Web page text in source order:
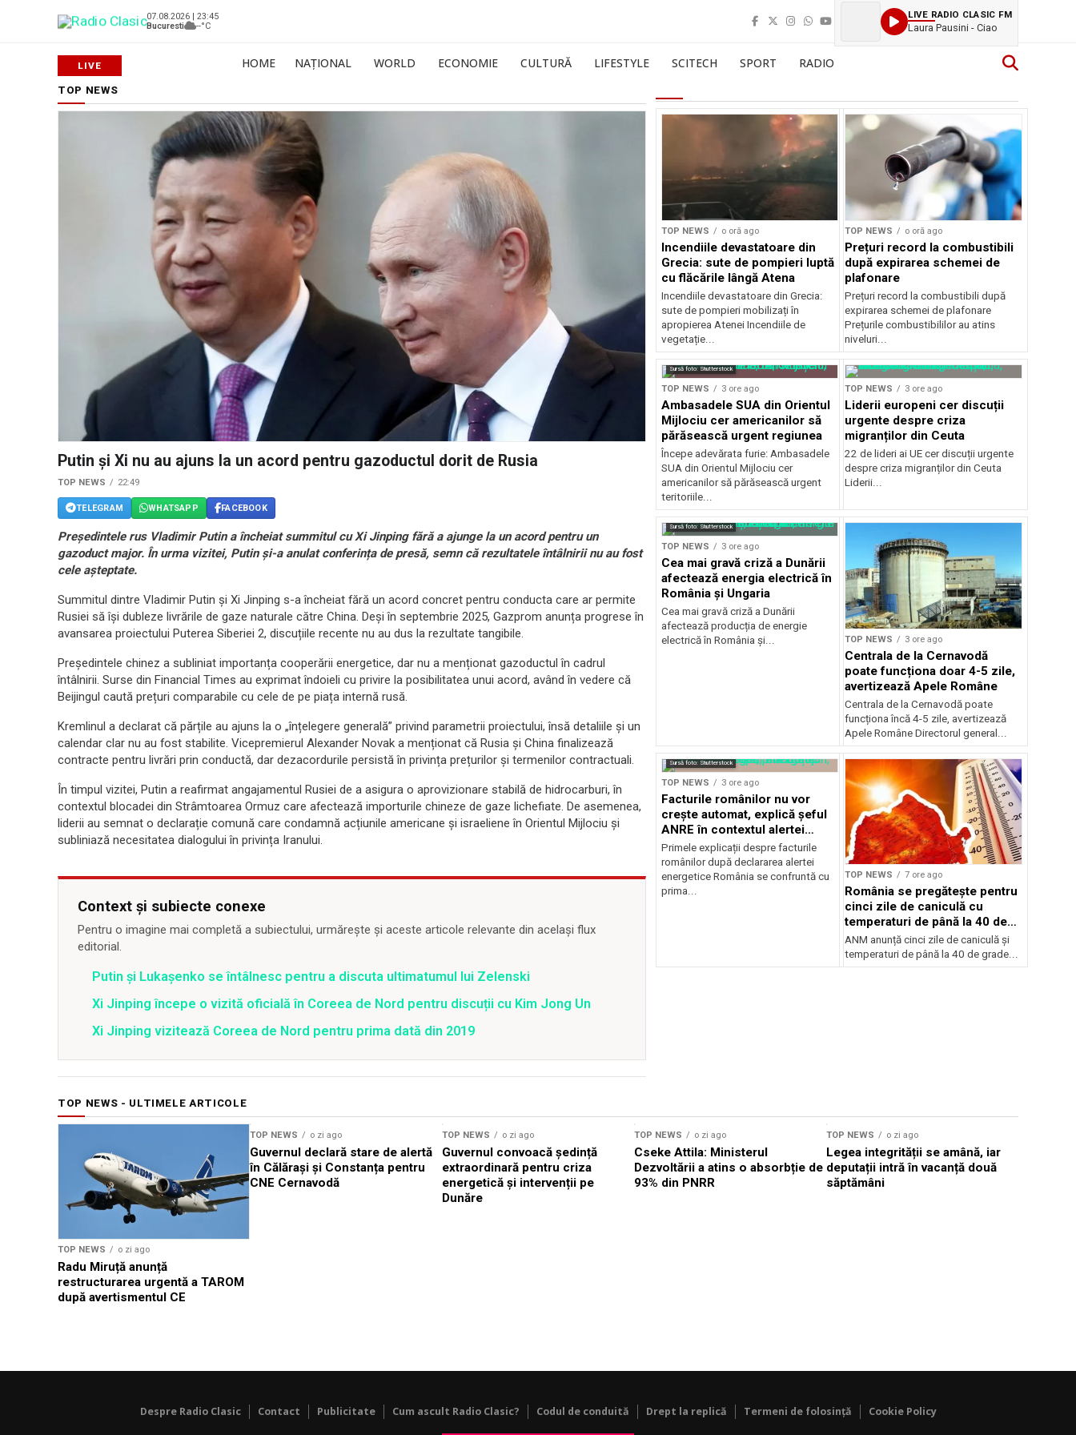
07.08.2026 | 23:45
Bucuresti
--°C
LIVE RADIO CLASIC FM
Laura Pausini - Ciao
HOME NAȚIONAL WORLD ECONOMIE CULTURĂ LIFESTYLE SCITECH SPORT RADIO
TOP NEWS
Putin și Xi nu au ajuns la un acord pentru gazoductul dorit de Rusia
TOP NEWS 22:49
TELEGRAM WHATSAPP FACEBOOK
Președintele rus Vladimir Putin a încheiat summitul cu Xi Jinping fără a ajunge la un acord pentru un
gazoduct major. În urma vizitei, Putin și-a anulat conferința de presă, semn că rezultatele întâlnirii nu au fost
cele așteptate.
Summitul dintre Vladimir Putin și Xi Jinping s-a încheiat fără un acord concret pentru conducta care ar permite
Rusiei să își dubleze livrările de gaze naturale către China. Deși în septembrie 2025, Gazprom anunța progrese în
avansarea proiectului Puterea Siberiei 2, discuțiile recente nu au dus la rezultate tangibile.
Președintele chinez a subliniat importanța cooperării energetice, dar nu a menționat gazoductul în cadrul
întâlnirii. Surse din Financial Times au exprimat îndoieli cu privire la posibilitatea unui acord, având în vedere că
Beijingul caută prețuri comparabile cu cele de pe piața internă rusă.
Kremlinul a declarat că părțile au ajuns la o „înțelegere generală” privind parametrii proiectului, însă detaliile și un
calendar clar nu au fost stabilite. Vicepremierul Alexander Novak a menționat că Rusia și China finalizează
contracte pentru livrări prin conductă, dar dezacordurile persistă în privința prețurilor și termenilor contractuali.
În timpul vizitei, Putin a reafirmat angajamentul Rusiei de a asigura o aprovizionare stabilă de hidrocarburi, în
contextul blocadei din Strâmtoarea Ormuz care afectează importurile chineze de gaze lichefiate. De asemenea,
liderii au semnat o declarație comună care condamnă acțiunile americane și israeliene în Orientul Mijlociu și
subliniază necesitatea dialogului în privința Iranului.
Context și subiecte conexe
Pentru o imagine mai completă a subiectului, urmărește și aceste articole relevante din același flux
editorial.
Putin și Lukașenko se întâlnesc pentru a discuta ultimatumul lui Zelenski
Xi Jinping începe o vizită oficială în Coreea de Nord pentru discuții cu Kim Jong Un
Xi Jinping vizitează Coreea de Nord pentru prima dată din 2019
TOP NEWS o oră ago
Incendiile devastatoare din
Grecia: sute de pompieri luptă
cu flăcările lângă Atena
Incendiile devastatoare din Grecia:
sute de pompieri mobilizați în
apropierea Atenei Incendiile de
vegetație...
TOP NEWS o oră ago
Prețuri record la combustibili
după expirarea schemei de
plafonare
Prețuri record la combustibili după
expirarea schemei de plafonare
Prețurile combustibililor au atins
niveluri...
Sursă foto: Shutterstock
TOP NEWS 3 ore ago
Ambasadele SUA din Orientul
Mijlociu cer americanilor să
părăsească urgent regiunea
Începe adevărata furie: Ambasadele
SUA din Orientul Mijlociu cer
americanilor să părăsească urgent
teritoriile...
TOP NEWS 3 ore ago
Liderii europeni cer discuții
urgente despre criza
migranților din Ceuta
22 de lideri ai UE cer discuții urgente
despre criza migranților din Ceuta
Liderii...
Sursă foto: Shutterstock
TOP NEWS 3 ore ago
Cea mai gravă criză a Dunării
afectează energia electrică în
România și Ungaria
Cea mai gravă criză a Dunării
afectează producția de energie
electrică în România și...
TOP NEWS 3 ore ago
Centrala de la Cernavodă
poate funcționa doar 4-5 zile,
avertizează Apele Române
Centrala de la Cernavodă poate
funcționa încă 4-5 zile, avertizează
Apele Române Directorul general...
Sursă foto: Shutterstock
TOP NEWS 3 ore ago
Facturile românilor nu vor
crește automat, explică șeful
ANRE în contextul alertei
energetice
Primele explicații despre facturile
românilor după declararea alertei
energetice România se confruntă cu
prima...
TOP NEWS 7 ore ago
România se pregătește pentru
cinci zile de caniculă cu
temperaturi de până la 40 de
grade
ANM anunță cinci zile de caniculă și
temperaturi de până la 40 de grade...
TOP NEWS - ULTIMELE ARTICOLE
TOP NEWS o zi ago
Radu Miruță anunță
restructurarea urgentă a TAROM
după avertismentul CE
TOP NEWS o zi ago
Guvernul declară stare de alertă
în Călărași și Constanța pentru
CNE Cernavodă
TOP NEWS o zi ago
Guvernul convoacă ședință
extraordinară pentru criza
energetică și intervenții pe
Dunăre
TOP NEWS o zi ago
Cseke Attila: Ministerul
Dezvoltării a atins o absorbție de
93% din PNRR
TOP NEWS o zi ago
Legea integrității se amână, iar
deputații intră în vacanță două
săptămâni
Despre Radio Clasic Contact Publicitate Cum ascult Radio Clasic? Codul de conduită Drept la replică Termeni de folosință Cookie Policy